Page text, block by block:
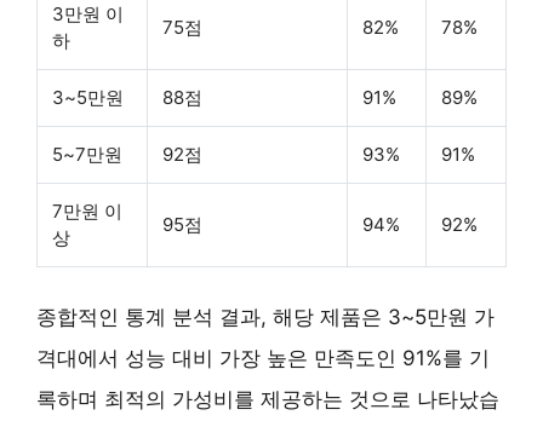
3만원 이
하
75점 82% 78%
3~5만원 88점 91% 89%
5~7만원 92점 93% 91%
7만원 이
상
95점 94% 92%
종합적인 통계 분석 결과, 해당 제품은 3~5만원 가
격대에서 성능 대비 가장 높은 만족도인 91%를 기
록하며 최적의 가성비를 제공하는 것으로 나타났습